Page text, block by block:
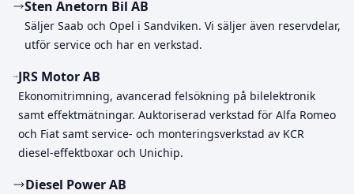
Sten Anetorn Bil AB
Säljer Saab och Opel i Sandviken. Vi säljer även reservdelar,
utför service och har en verkstad.
JRS Motor AB
Ekonomitrimning, avancerad felsökning på bilelektronik
samt effektmätningar. Auktoriserad verkstad för Alfa Romeo
och Fiat samt service- och monteringsverkstad av KCR
diesel-effektboxar och Unichip.
Diesel Power AB